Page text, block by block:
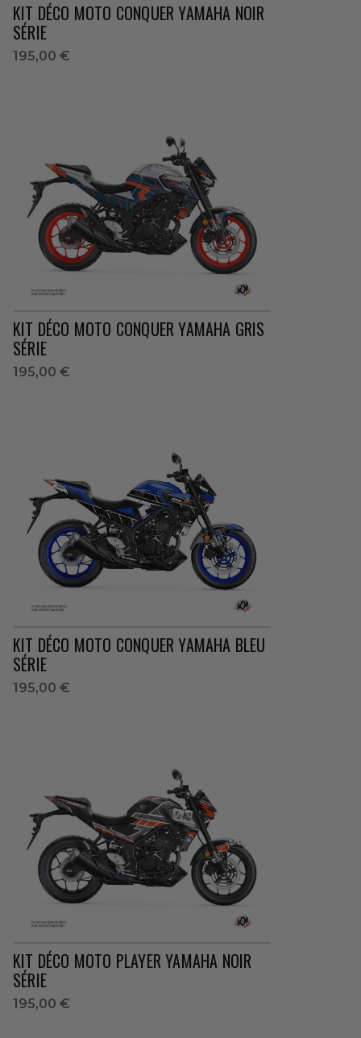
KIT DÉCO MOTO CONQUER YAMAHA NOIR
SÉRIE
195,00 €
KIT DÉCO MOTO CONQUER YAMAHA GRIS
SÉRIE
195,00 €
KIT DÉCO MOTO CONQUER YAMAHA BLEU
SÉRIE
195,00 €
KIT DÉCO MOTO PLAYER YAMAHA NOIR
SÉRIE
195,00 €